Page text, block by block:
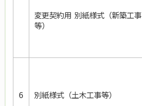
変更契約用 別紙様式（新築工事
等）
6 別紙様式（土木工事等）